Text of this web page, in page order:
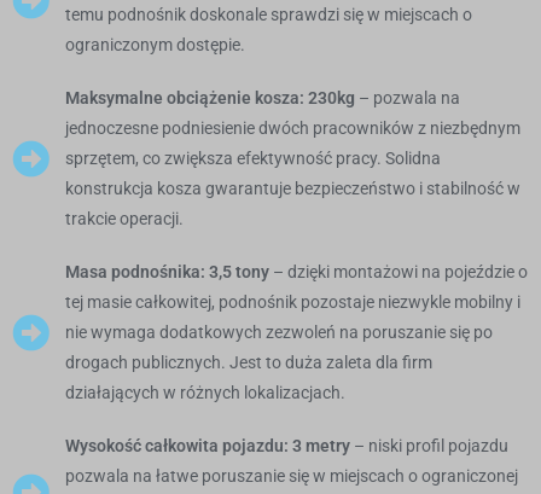
temu podnośnik doskonale sprawdzi się w miejscach o
ograniczonym dostępie.
Maksymalne obciążenie kosza: 230kg – pozwala na
jednoczesne podniesienie dwóch pracowników z niezbędnym
sprzętem, co zwiększa efektywność pracy. Solidna
konstrukcja kosza gwarantuje bezpieczeństwo i stabilność w
trakcie operacji.
Masa podnośnika: 3,5 tony– dzięki montażowi na pojeździe o
tej masie całkowitej, podnośnik pozostaje niezwykle mobilny i
nie wymaga dodatkowych zezwoleń na poruszanie się po
drogach publicznych. Jest to duża zaleta dla firm
działających w różnych lokalizacjach.
Wysokość całkowita pojazdu: 3 metry– niski profil pojazdu
pozwala na łatwe poruszanie się w miejscach o ograniczonej